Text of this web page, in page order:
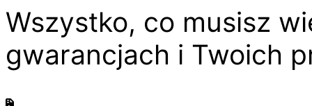
Wszystko, co musisz
gwarancjach i Twoich